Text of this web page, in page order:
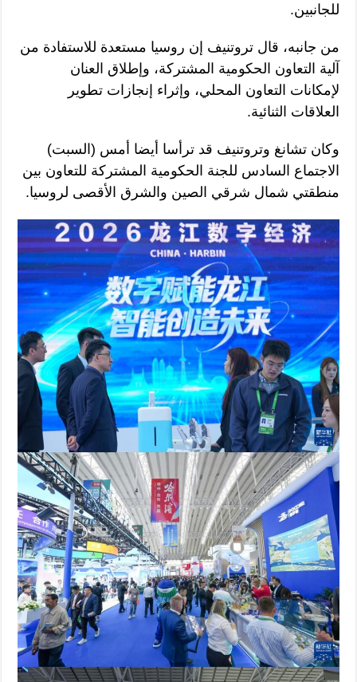
للجانبين.
من جانبه، قال تروتنيف إن روسيا مستعدة للاستفادة من
آلية التعاون الحكومية المشتركة، وإطلاق العنان
لإمكانات التعاون المحلي، وإثراء إنجازات تطوير
العلاقات الثنائية.
وكان تشانغ وتروتنيف قد ترأسا أيضا أمس (السبت)
الاجتماع السادس للجنة الحكومية المشتركة للتعاون بين
منطقتي شمال شرقي الصين والشرق الأقصى لروسيا.